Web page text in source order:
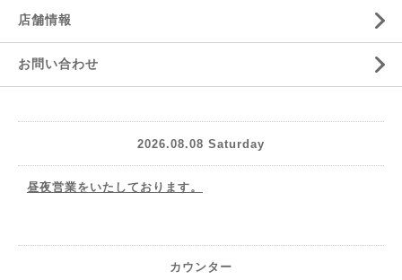
店舗情報
お問い合わせ
2026.08.08 Saturday
昼夜営業をいたしております。
カウンター